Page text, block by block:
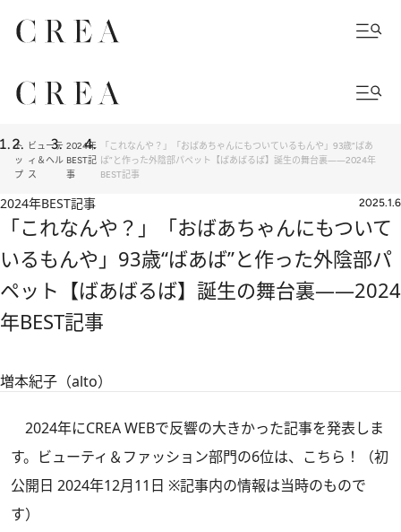
ト
ッ
プ
ビューテ
ィ＆ヘル
ス
2024年
BEST記
事
「これなんや？」「おばあちゃんにもついているもんや」93歳“ばあ
ば”と作った外陰部パペット【ばあばるば】誕生の舞台裏――2024年
BEST記事
2024年BEST記事 2025.1.6
「これなんや？」「おばあちゃんにもついて
いるもんや」93歳“ばあば”と作った外陰部パ
ペット【ばあばるば】誕生の舞台裏――2024
年BEST記事
増本紀子（alto）
2024年にCREA WEBで反響の大きかった記事を発表しま
す。ビューティ＆ファッション部門の6位は、こちら！（初
公開日 2024年12月11日 ※記事内の情報は当時のもので
す）